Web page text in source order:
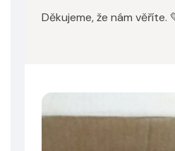
Děkujeme, že nám věříte.